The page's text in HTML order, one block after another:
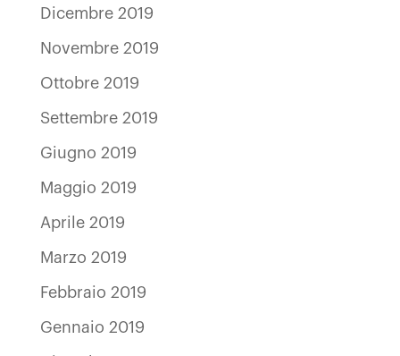
Dicembre 2019
Novembre 2019
Ottobre 2019
Settembre 2019
Giugno 2019
Maggio 2019
Aprile 2019
Marzo 2019
Febbraio 2019
Gennaio 2019